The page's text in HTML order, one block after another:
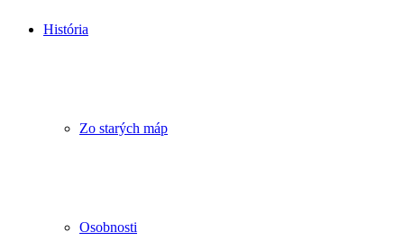
História
Zo starých máp
Osobnosti